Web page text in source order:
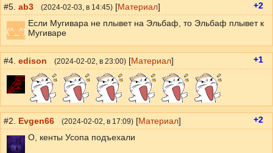
#5. ab3 (2024-02-03 , в 14:45) [Материал]
(^_^)
Если Мугивара не плывет на Эльбаф, то Эльбаф плывет к
Мугиваре
+2
#4. edison (2024-02-02 , в 23:00) [Материал] +1
#2. Evgen66 (2024-02-02 , в 17:09) [Материал]
О, кенты Усопа подъехали
+2